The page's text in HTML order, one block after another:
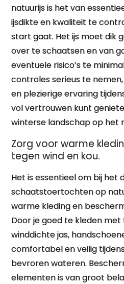
natuurijs is het van
ijsdikte en kwaliteit te
start gaat. Het ijs moet dik
over te schaatsen en van
eventuele risico’s te
controles serieus te
en plezierige ervaring
vol vertrouwen kunt
winterse landschap op het
Zorg voor warme
tegen wind en kou.
Het is essentieel om bij het
schaatstoertochten op
warme kleding en
Door je goed te kleden
winddichte jas,
comfortabel en veilig
bevroren wateren.
elementen is van groot